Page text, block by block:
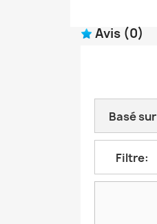
Avis (0)
Basé sur
Filtre: